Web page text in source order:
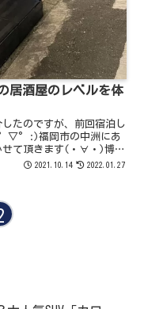
居酒屋のレベルを体
たのですが、前回宿泊し
福岡市の中洲にあ
せて頂きます(・∀・)博多
のは昨年１０...
2021.10.14 2022.01.27